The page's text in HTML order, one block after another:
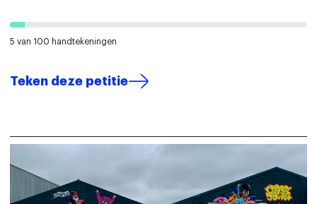
5 van 100 handtekeningen
Teken deze petitie